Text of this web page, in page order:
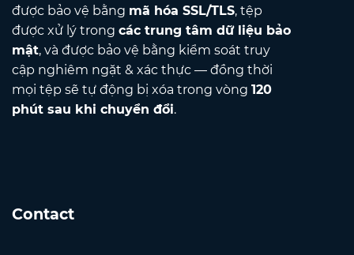
được bảo vệ bằng mã hóa SSL/TLS, tệp
được xử lý trong các trung tâm dữ liệu bảo
mật, và được bảo vệ bằng kiểm soát truy
cập nghiêm ngặt & xác thực — đồng thời
mọi tệp sẽ tự động bị xóa trong vòng 120
phút sau khi chuyển đổi.
Contact